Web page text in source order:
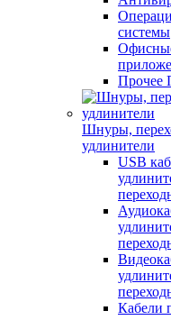
системы
Прочее
Шнуры,
удлинители
USB
Кабели